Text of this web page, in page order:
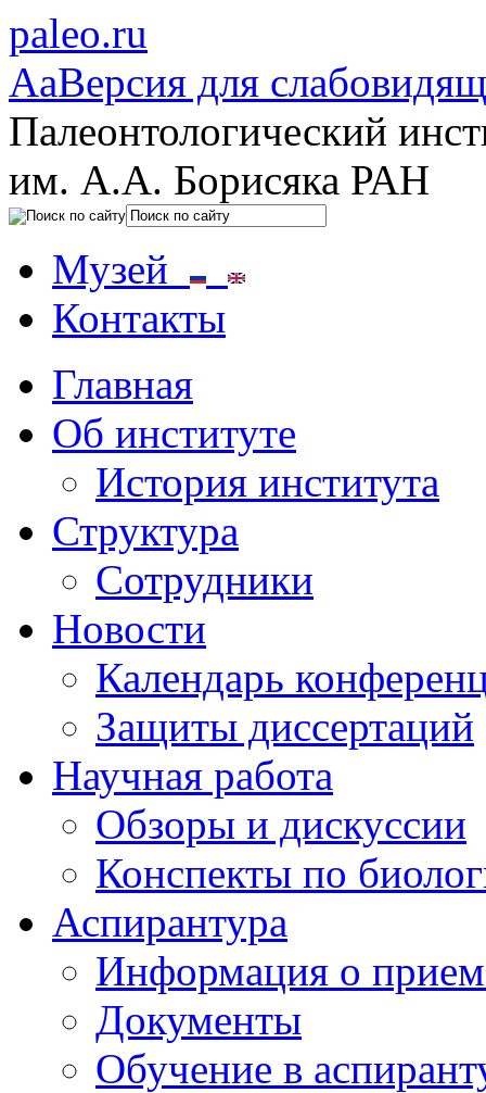
paleo.ru
AaВерсия для
Палеонтологический
им. А.А. Борисяка РАН
Музей
Контакты
Главная
Об институте
История института
Структура
Сотрудники
Новости
Календарь
Защиты диссертаций
Научная работа
Обзоры и дискуссии
Конспекты по
Аспирантура
Информация о
Документы
Обучение в